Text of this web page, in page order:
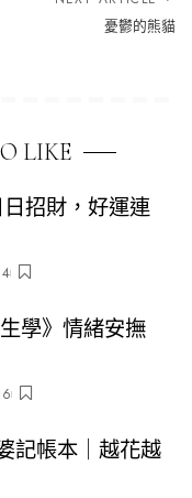
憂鬱的熊貓
LIKE
招財，好運連
學》情緒安撫
記帳本｜越花越